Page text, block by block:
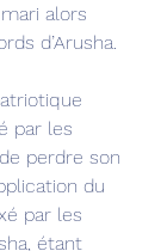
alors
d’Arusha.
par les
perdre son
du
par les
étant